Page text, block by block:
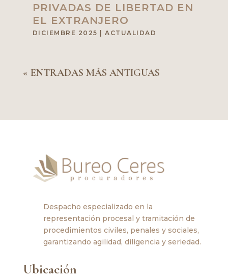
PRIVADAS DE LIBERTAD EN
EL EXTRANJERO
DICIEMBRE 2025 |ACTUALIDAD
« ENTRADAS MÁS ANTIGUAS
Despacho especializado en la
representación procesal y tramitación de
procedimientos civiles, penales y sociales,
garantizando agilidad, diligencia y seriedad.
Ubicación